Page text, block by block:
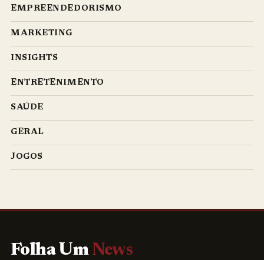
EMPREENDEDORISMO
MARKETING
INSIGHTS
ENTRETENIMENTO
SAÚDE
GERAL
JOGOS
Folha Um News